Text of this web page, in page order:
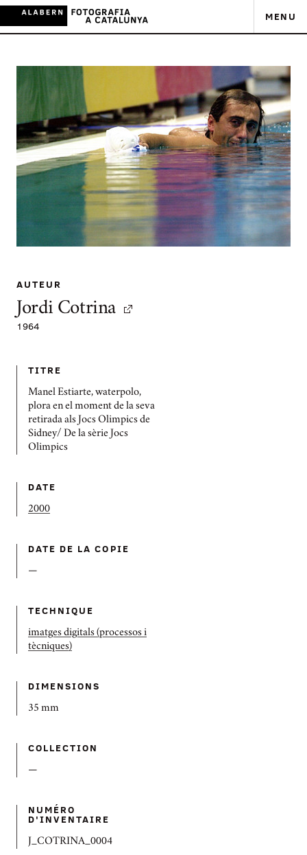
MENU
AUTEUR
Jordi Cotrina
1964
TITRE
Manel Estiarte, waterpolo,
plora en el moment de la seva
retirada als Jocs Olimpics de
Sidney/ De la sèrie Jocs
Olimpics
DATE
2000
DATE DE LA COPIE
—
TECHNIQUE
imatges digitals (processos i
tècniques)
DIMENSIONS
35 mm
COLLECTION
—
NUMÉRO
D'INVENTAIRE
J_COTRINA_0004